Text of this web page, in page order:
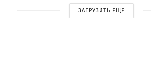
ЗАГРУЗИТЬ ЕЩЕ